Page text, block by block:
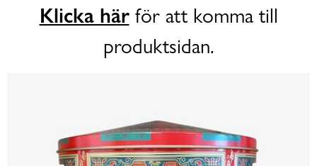
Klicka härför att komma till
produktsidan.